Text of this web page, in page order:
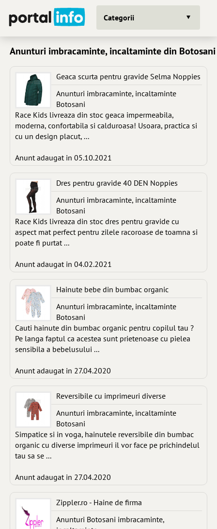
Categorii
Anunturi imbracaminte, incaltaminte din Botosani
Geaca scurta pentru gravide Selma Noppies
Anunturi imbracaminte, incaltaminte
Botosani
Race Kids livreaza din stoc geaca impermeabila,
moderna, confortabila si calduroasa! Usoara, practica si
cu un design placut, ...
Anunt adaugat in 05.10.2021
Dres pentru gravide 40 DEN Noppies
Anunturi imbracaminte, incaltaminte
Botosani
Race Kids livreaza din stoc dres pentru gravide cu
aspect mat perfect pentru zilele racoroase de toamna si
poate fi purtat ...
Anunt adaugat in 04.02.2021
Hainute bebe din bumbac organic
Anunturi imbracaminte, incaltaminte
Botosani
Cauti hainute din bumbac organic pentru copilul tau ?
Pe langa faptul ca acestea sunt prietenoase cu pielea
sensibila a bebelusului ...
Anunt adaugat in 27.04.2020
Reversibile cu imprimeuri diverse
Anunturi imbracaminte, incaltaminte
Botosani
Simpatice si in voga, hainutele reversibile din bumbac
organic cu diverse imprimeuri il vor face pe prichindelul
tau sa se ...
Anunt adaugat in 27.04.2020
Zippler.ro - Haine de firma
Anunturi Botosani imbracaminte,